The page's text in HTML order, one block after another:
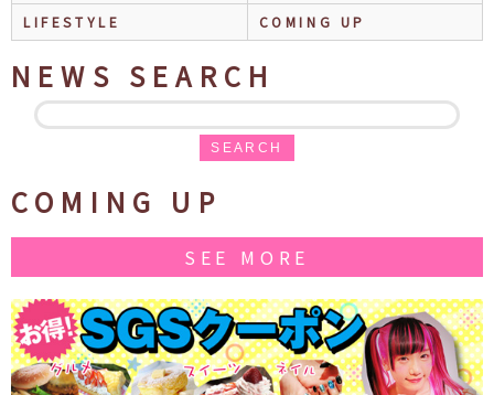
LIFESTYLE
COMING UP
NEWS SEARCH
SEARCH
COMING UP
SEE MORE